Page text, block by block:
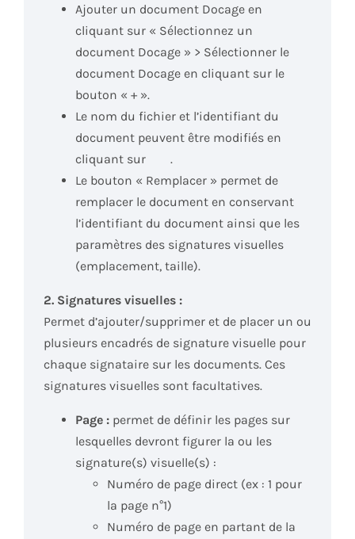
Ajouter un document Docage en
cliquant sur « Sélectionnez un
document Docage » > Sélectionner le
document Docage en cliquant sur le
bouton « + ».
Le nom du fichier et l’identifiant du
document peuvent être modifiés en
cliquant sur
.
Le bouton « Remplacer » permet de
remplacer le document en conservant
l’identifiant du document ainsi que les
paramètres des signatures visuelles
(emplacement, taille).
2. Signatures visuelles :
Permet d’ajouter/supprimer et de placer un ou
plusieurs encadrés de signature visuelle pour
chaque signataire sur les documents. Ces
signatures visuelles sont facultatives.
Page : permet de définir les pages sur
lesquelles devront figurer la ou les
signature(s) visuelle(s) :
Numéro de page direct (ex : 1 pour
la page n°1)
Numéro de page en partant de la